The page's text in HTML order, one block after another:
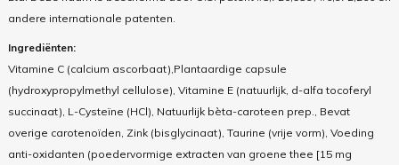
andere internationale patenten.
Ingrediënten:
Vitamine C (calcium ascorbaat),Plantaardige capsule
(hydroxypropylmethyl cellulose), Vitamine E (natuurlijk, d-alfa tocoferyl
succinaat), L-Cysteïne (HCl), Natuurlijk bèta-caroteen prep., Bevat
overige carotenoïden, Zink (bisglycinaat), Taurine (vrije vorm), Voeding
anti-oxidanten (poedervormige extracten van groene thee [15 mg